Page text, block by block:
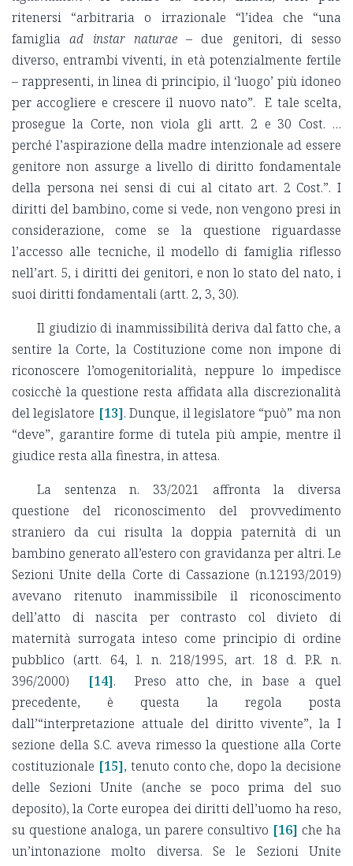
ritenersi “arbitraria o irrazionale “l’idea che “una
famigliaad instar naturae– due genitori, di sesso
diverso, entrambi viventi, in età potenzialmente fertile
– rappresenti, in linea di principio, il ‘luogo’ più idoneo
per accogliere e crescere il nuovo nato”. E tale scelta,
prosegue la Corte, non viola gli artt. 2 e 30 Cost. …
perché l’aspirazione della madre intenzionale ad essere
genitore non assurge a livello di diritto fondamentale
della persona nei sensi di cui al citato art. 2 Cost.”. I
diritti del bambino, come si vede, non vengono presi in
considerazione, come se la questione riguardasse
l’accesso alle tecniche, il modello di famiglia riflesso
nell’art. 5, i diritti dei genitori, e non lo stato del nato, i
suoi diritti fondamentali (artt. 2, 3, 30).
Il giudizio di inammissibilità deriva dal fatto che, a
sentire la Corte, la Costituzione come non impone di
riconoscere l’omogenitorialità, neppure lo impedisce
cosicchè la questione resta affidata alla discrezionalità
del legislatore [13]. Dunque, il legislatore “può” ma non
“deve”, garantire forme di tutela più ampie, mentre il
giudice resta alla finestra, in attesa.
La sentenza n. 33/2021 affronta la diversa
questione del riconoscimento del provvedimento
straniero da cui risulta la doppia paternità di un
bambino generato all’estero con gravidanza per altri. Le
Sezioni Unite della Corte di Cassazione (n.12193/2019)
avevano ritenuto inammissibile il riconoscimento
dell’atto di nascita per contrasto col divieto di
maternità surrogata inteso come principio di ordine
pubblico (artt. 64, l. n. 218/1995, art. 18 d. P.R. n.
396/2000)
[14]. Preso atto che, in base a quel
precedente, è questa la regola posta
dall’“interpretazione attuale del diritto vivente”, la I
sezione della S.C. aveva rimesso la questione alla Corte
costituzionale [15], tenuto conto che, dopo la decisione
delle Sezioni Unite (anche se poco prima del suo
deposito), la Corte europea dei diritti dell’uomo ha reso,
su questione analoga, un parere consultivo [16] che ha
un’intonazione molto diversa. Se le Sezioni Unite